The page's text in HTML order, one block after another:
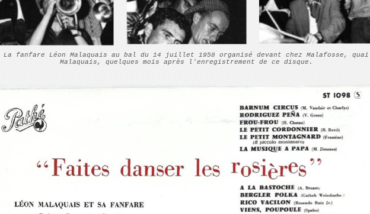
La fanfare Léon Malaquais au bal du 14 juillet 1958 organisé devant chez Malafosse, quai
Malaquais, quelques mois après l'enregistrement de ce disque.